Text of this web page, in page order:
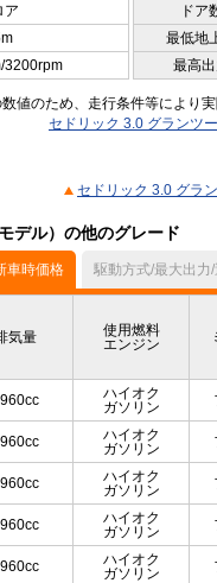
ア ドア
最低地
3200rpm 最高
値のため、走行条件等により実
セドリック 3.0 グランツ
セドリック 3.0 グラ
デル）の他のグレード
車時価格 駆動方式/最大出力
気量
使用燃料
エンジン
ハイオク
ガソリン
ハイオク
ガソリン
ハイオク
ガソリン
ハイオク
ガソリン
ハイオク
ガソリン